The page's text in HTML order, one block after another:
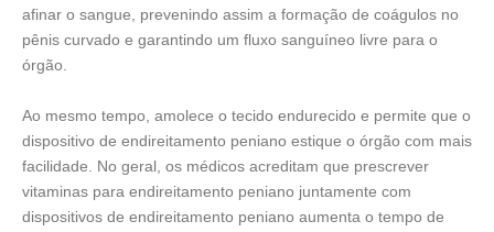
afinar o sangue, prevenindo assim a formação de coágulos no
pênis curvado e garantindo um fluxo sanguíneo livre para o
órgão.
Ao mesmo tempo, amolece o tecido endurecido e permite que o
dispositivo de endireitamento peniano estique o órgão com mais
facilidade. No geral, os médicos acreditam que prescrever
vitaminas para endireitamento peniano juntamente com
dispositivos de endireitamento peniano aumenta o tempo de